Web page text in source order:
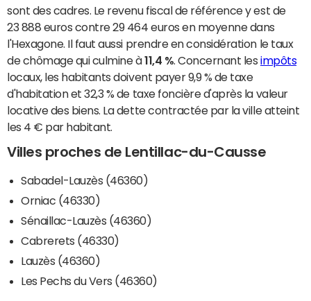
sont des cadres. Le revenu fiscal de référence y est de
23 888 euros contre 29 464 euros en moyenne dans
l'Hexagone. Il faut aussi prendre en considération le taux
de chômage qui culmine à11,4 % . Concernant les impôts
locaux, les habitants doivent payer 9,9 % de taxe
d'habitation et 32,3 % de taxe foncière d'après la valeur
locative des biens. La dette contractée par la ville atteint
les 4 € par habitant.
Villes proches de Lentillac-du-Causse
Sabadel-Lauzès (46360)
Orniac (46330)
Sénaillac-Lauzès (46360)
Cabrerets (46330)
Lauzès (46360)
Les Pechs du Vers (46360)